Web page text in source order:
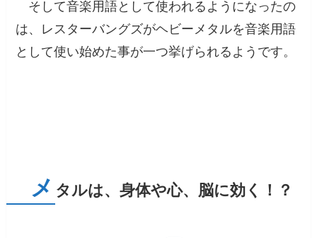
そして音楽用語として使われるようになったの
は、 レスターバングズがヘビーメタルを音楽用語
として使い始めた事が一つ挙げられる ようです。
メ タルは、身体や心、脳に効く！？